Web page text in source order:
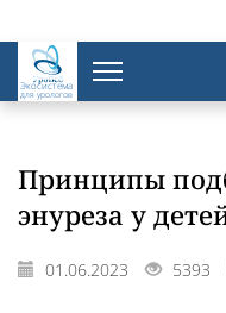
Экосистема
для урологов
Принципы
энуреза у
01.06.2023 5393